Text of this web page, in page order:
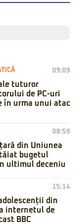
09:09
tuturor
de PC-uri
în urma unui atac
08:59
din Uniunea
tăiat bugetul
ultimul deceniu
15:14
din
internetul de
BBC